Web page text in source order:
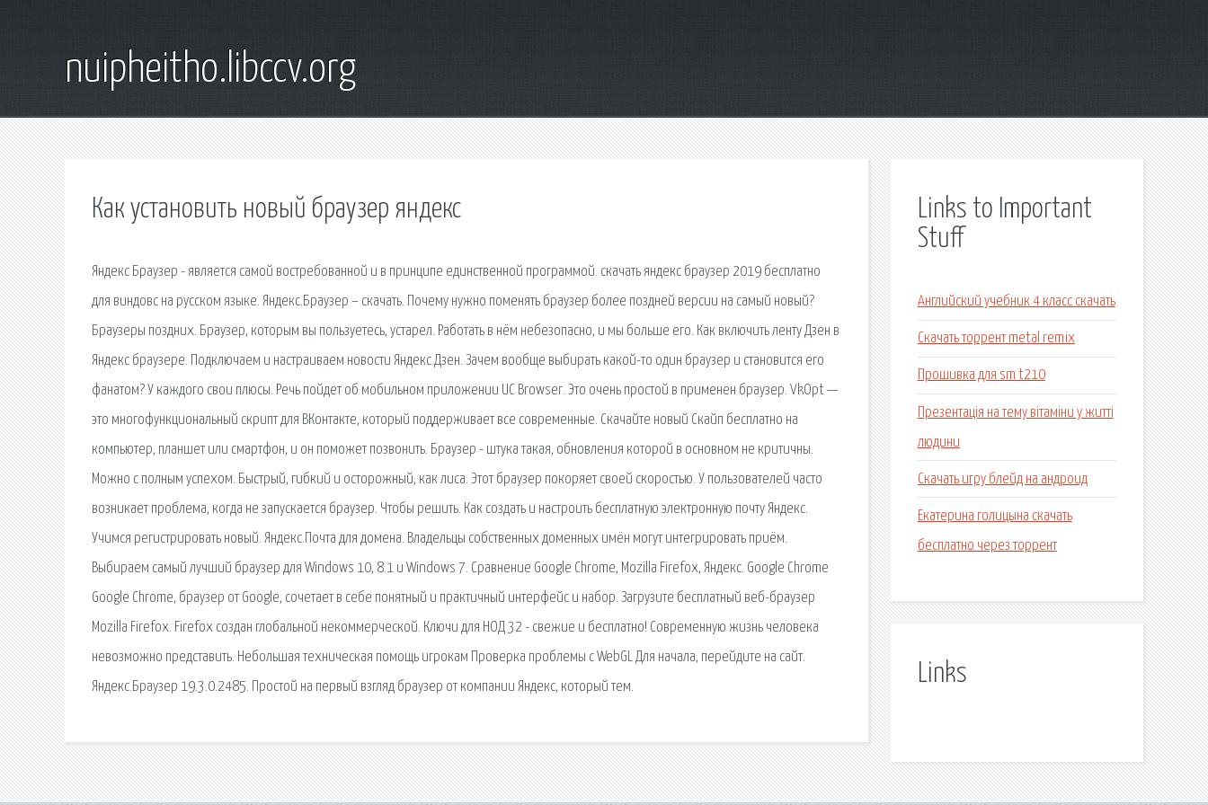
nuipheitho.libccv.org
Как установить новый браузер яндекс
Яндекс Браузер - является самой востребованной и в принципе единственной программой. cкачать яндекс браузер 2019 бесплатно
для виндовс на русском языке. Яндекс.Браузер – скачать. Почему нужно поменять браузер более поздней версии на самый новый?
Браузеры поздних. Браузер, которым вы пользуетесь, устарел. Работать в нём небезопасно, и мы больше его. Как включить ленту Дзен в
Яндекс браузере. Подключаем и настраиваем новости Яндекс.Дзен. Зачем вообще выбирать какой-то один браузер и становится его
фанатом? У каждого свои плюсы. Речь пойдет об мобильном приложении UC Browser. Это очень простой в применен браузер. VkOpt —
это многофункциональный скрипт для ВКонтакте, который поддерживает все современные. Скачайте новый Скайп бесплатно на
компьютер, планшет или смартфон, и он поможет позвонить. Браузер - штука такая, обновления которой в основном не критичны.
Можно с полным успехом. Быстрый, гибкий и осторожный, как лиса. Этот браузер покоряет своей скоростью. У пользователей часто
возникает проблема, когда не запускается браузер. Чтобы решить. Как создать и настроить бесплатную электронную почту Яндекс.
Учимся регистрировать новый. Яндекс.Почта для домена. Владельцы собственных доменных имён могут интегрировать приём.
Выбираем самый лучший браузер для Windows 10, 8.1 и Windows 7. Сравнение Google Chrome, Mozilla Firefox, Яндекс. Google Chrome
Google Chrome, браузер от Google, сочетает в себе понятный и практичный интерфейс и набор. Загрузите бесплатный веб-браузер
Mozilla Firefox. Firefox создан глобальной некоммерческой. Ключи для НОД 32 - свежие и бесплатно! Современную жизнь человека
невозможно представить. Небольшая техническая помощь игрокам Проверка проблемы с WebGL Для начала, перейдите на сайт.
Яндекс.Браузер 19.3.0.2485. Простой на первый взгляд браузер от компании Яндекс, который тем.
Links to Important
Stuff
Английский учебник 4 класс скачать
Скачать торрент metal remix
Прошивка для sm t210
Презентація на тему вітаміни у житті
людини
Скачать игру блейд на андроид
Екатерина голицына скачать
бесплатно через торрент
Links